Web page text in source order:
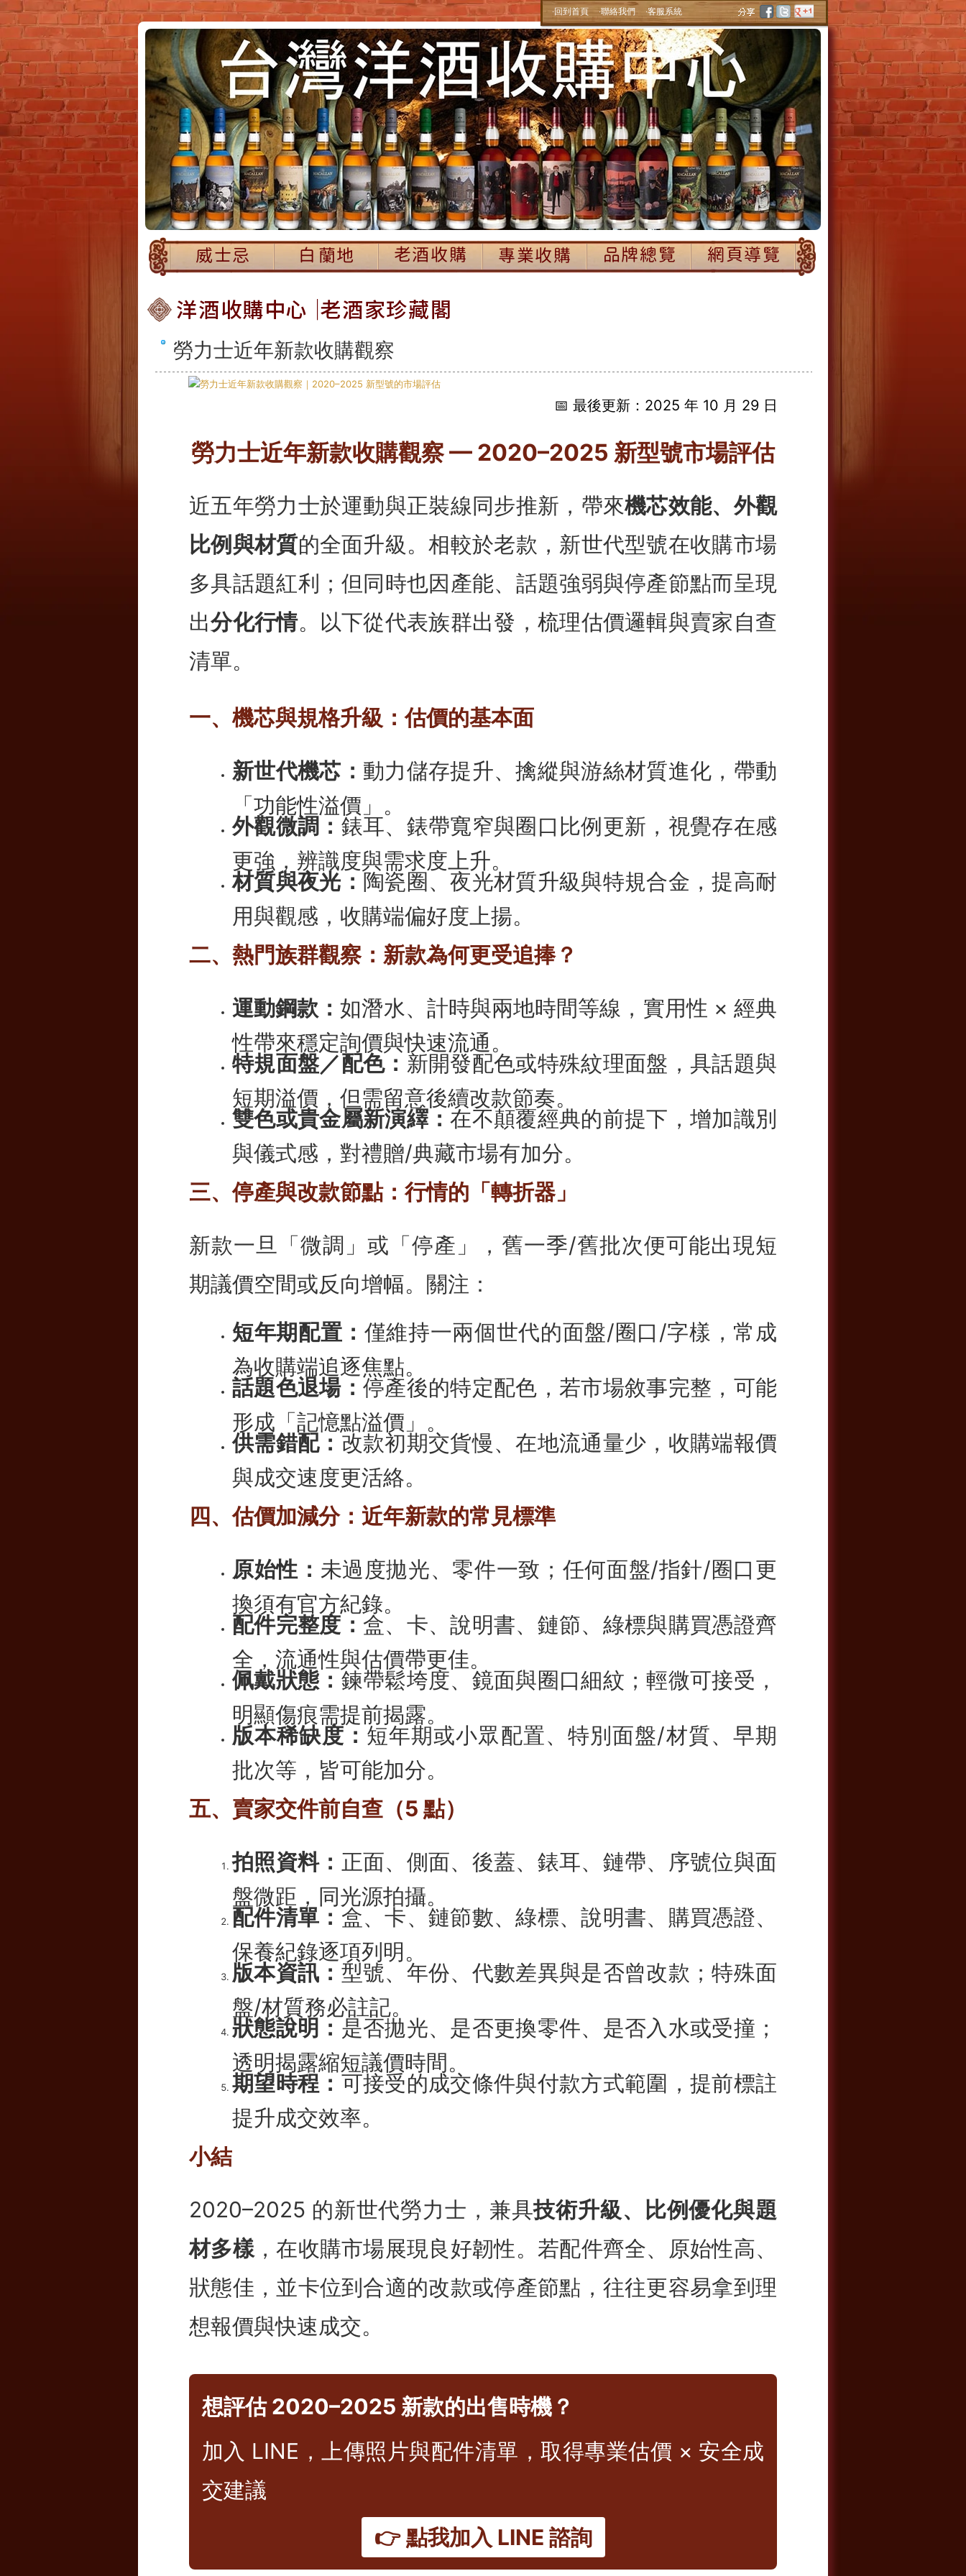
‧回到首頁 ‧聯絡我們 ‧客服系統
勞力士近年新款收購觀察
📅 最後更新：2025 年 10 月 29 日
勞力士近年新款收購觀察 — 2020–2025 新型號市場評估
近五年勞力士於運動與正裝線同步推新，帶來機芯效能、外觀
比例與材質的全面升級。相較於老款，新世代型號在收購市場
多具話題紅利；但同時也因產能、話題強弱與停產節點而呈現
出分化行情。以下從代表族群出發，梳理估價邏輯與賣家自查
清單。
一、機芯與規格升級：估價的基本面
新世代機芯： 動力儲存提升、擒縱與游絲材質進化，帶動
「功能性溢價」。
外觀微調： 錶耳、錶帶寬窄與圈口比例更新，視覺存在感
更強，辨識度與需求度上升。
材質與夜光： 陶瓷圈、夜光材質升級與特規合金，提高耐
用與觀感，收購端偏好度上揚。
二、熱門族群觀察：新款為何更受追捧？
運動鋼款：如潛水、計時與兩地時間等線，實用性 × 經典
性帶來穩定詢價與快速流通。
特規面盤／配色： 新開發配色或特殊紋理面盤，具話題與
短期溢價，但需留意後續改款節奏。
雙色或貴金屬新演繹：在不顛覆經典的前提下，增加識別
與儀式感，對禮贈/典藏市場有加分。
三、停產與改款節點：行情的「轉折器」
新款一旦「微調」或「停產」，舊一季/舊批次便可能出現短
期議價空間或反向增幅。關注：
短年期配置： 僅維持一兩個世代的面盤/圈口/字樣，常成
為收購端追逐焦點。
話題色退場： 停產後的特定配色，若市場敘事完整，可能
形成「記憶點溢價」。
供需錯配： 改款初期交貨慢、在地流通量少，收購端報價
與成交速度更活絡。
四、估價加減分：近年新款的常見標準
原始性： 未過度拋光、零件一致；任何面盤/指針/圈口更
換須有官方紀錄。
配件完整度： 盒、卡、說明書、鏈節、綠標與購買憑證齊
全，流通性與估價帶更佳。
佩戴狀態： 鍊帶鬆垮度、鏡面與圈口細紋；輕微可接受，
明顯傷痕需提前揭露。
版本稀缺度： 短年期或小眾配置、特別面盤/材質、早期
批次等，皆可能加分。
五、賣家交件前自查（5 點）
拍照資料： 正面、側面、後蓋、錶耳、鏈帶、序號位與面
盤微距，同光源拍攝。
配件清單： 盒、卡、鏈節數、綠標、說明書、購買憑證、
保養紀錄逐項列明。
版本資訊： 型號、年份、代數差異與是否曾改款；特殊面
盤/材質務必註記。
狀態說明： 是否拋光、是否更換零件、是否入水或受撞；
透明揭露縮短議價時間。
期望時程： 可接受的成交條件與付款方式範圍，提前標註
提升成交效率。
小結
2020–2025 的新世代勞力士，兼具技術升級、比例優化與題
材多樣 ，在收購市場展現良好韌性。若配件齊全、原始性高、
狀態佳，並卡位到合適的改款或停產節點，往往更容易拿到理
想報價與快速成交。
想評估 2020–2025 新款的出售時機？
加入 LINE，上傳照片與配件清單，取得專業估價 × 安全成
交建議
👉 點我加入 LINE 諮詢